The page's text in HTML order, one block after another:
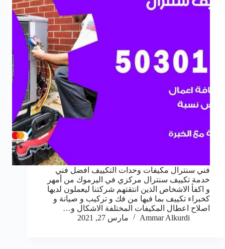
فني سنترال مكيفات وحدات التكييف افضل فني
خدمة تكييف سنترال مركزي في اليرموك من أمهر
و اكفأ الاشخاص الذين انتقتهم شركتنا ليعملون لديها
كخبراء تكييف بما فيها من فك و تركيب و صيانة و
اصلاح اعطال المكيفات المختلفة الاشكال و…
Ammar Alkurdi
مارس 27, 2021